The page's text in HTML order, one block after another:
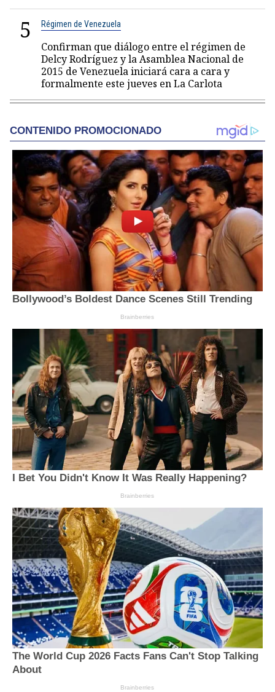
5 Régimen de Venezuela
Confirman que diálogo entre el régimen de
Delcy Rodríguez y la Asamblea Nacional de
2015 de Venezuela iniciará cara a cara y
formalmente este jueves en La Carlota